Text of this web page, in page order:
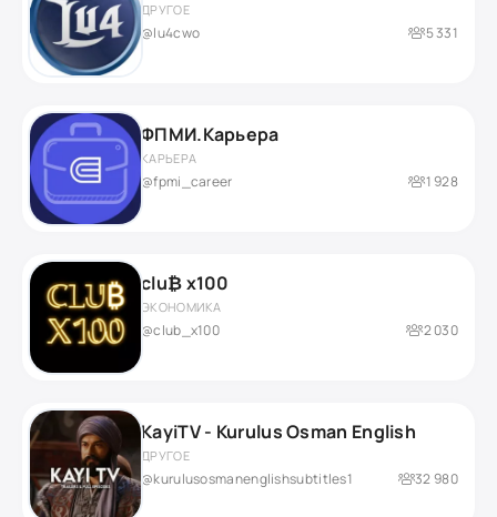
ДРУГОЕ
@lu4cwo 5 331
ФПМИ.Карьера
КАРЬЕРА
@fpmi_career 1 928
clu₿ x100
ЭКОНОМИКА
@club_x100 2 030
KayiTV - Kurulus Osman English
ДРУГОЕ
@kurulusosmanenglishsubtitles1 32 980